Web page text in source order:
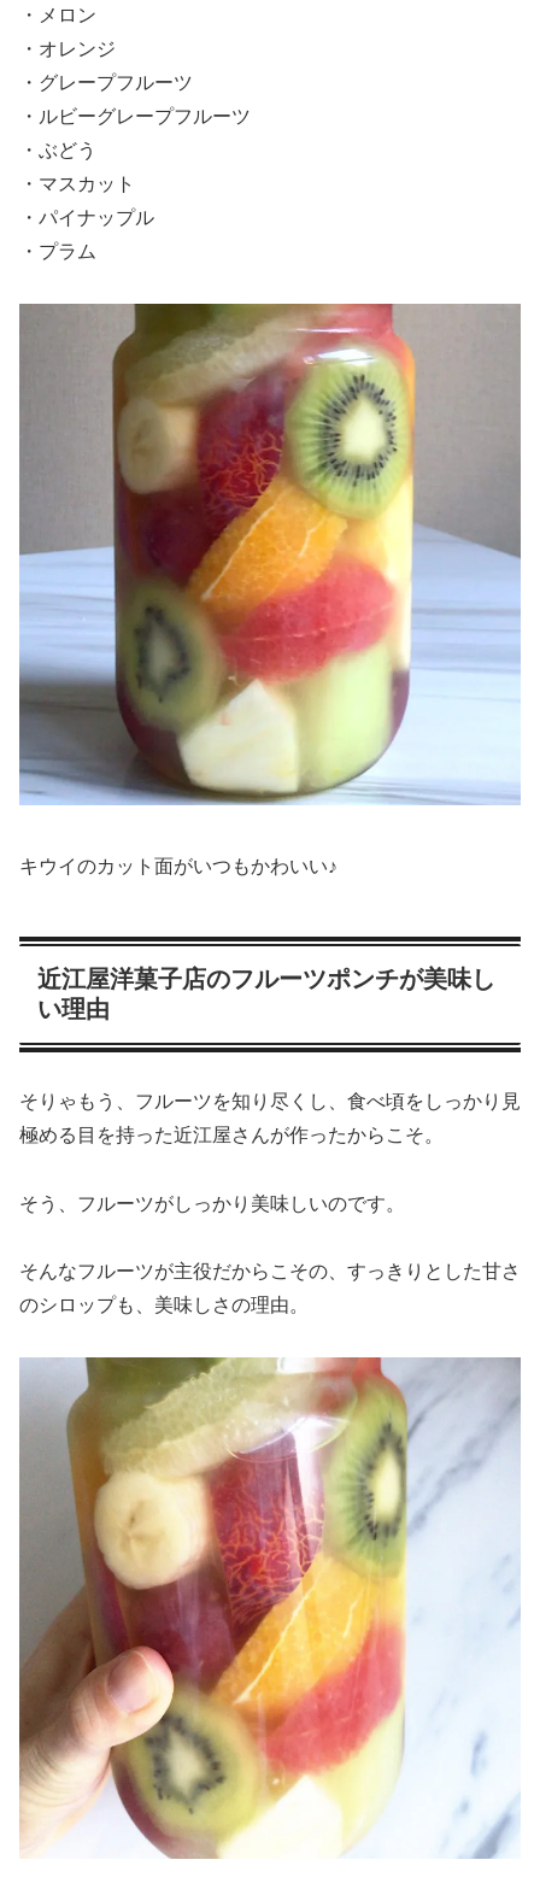
・メロン
・オレンジ
・グレープフルーツ
・ルビーグレープフルーツ
・ぶどう
・マスカット
・パイナップル
・プラム
キウイのカット面がいつもかわいい♪
近江屋洋菓子店のフルーツポンチが美味し
い理由
そりゃもう、フルーツを知り尽くし、食べ頃をしっかり見
極める目を持った近江屋さんが作ったからこそ。
そう、フルーツがしっかり美味しいのです。
そんなフルーツが主役だからこその、すっきりとした甘さ
のシロップも、美味しさの理由。